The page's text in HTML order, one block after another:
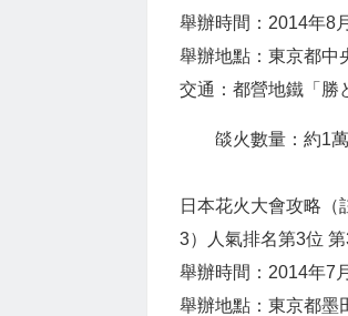
舉辦時間：2014年8
舉辦地點：東京都中
交通：都營地鐵「勝
燄火數量：約1
日本花火大會攻略（
3）人氣排名第3位
舉辦時間：2014年7
舉辦地點：東京都墨